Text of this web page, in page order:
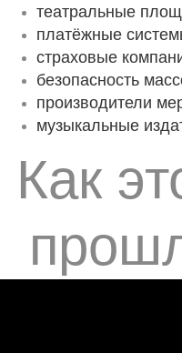
театральные
платёжные
страховые
безопасность
производители
музыкальные
Как